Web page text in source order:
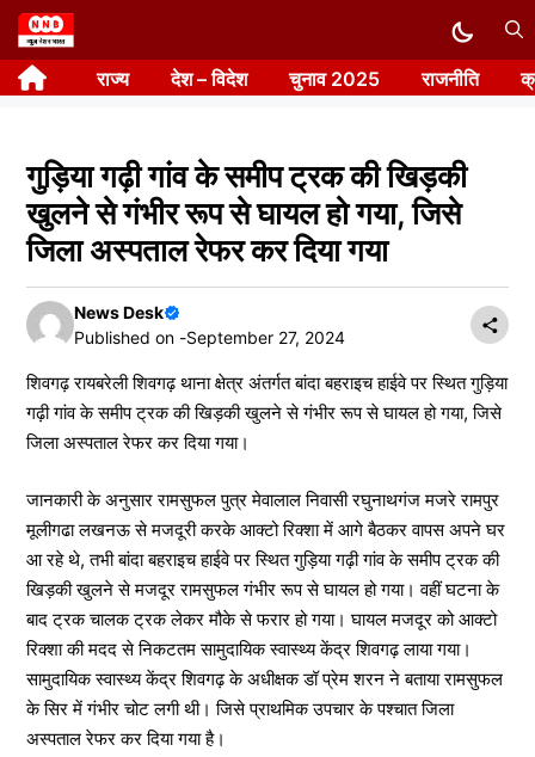
Skip
to
content राज्य देश – विदेश चुनाव 2025 राजनीति
गुड़िया गढ़ी गांव के समीप ट्रक की खिड़की
खुलने से गंभीर रूप से घायल हो गया, जिसे
जिला अस्पताल रेफर कर दिया गया
News Desk
Published on -September 27, 2024
शिवगढ़ रायबरेली शिवगढ़ थाना क्षेत्र अंतर्गत बांदा बहराइच हाईवे पर स्थित गुड़िया
गढ़ी गांव के समीप ट्रक की खिड़की खुलने से गंभीर रूप से घायल हो गया, जिसे
जिला अस्पताल रेफर कर दिया गया।
जानकारी के अनुसार रामसुफल पुत्र मेवालाल निवासी रघुनाथगंज मजरे रामपुर
मूलीगढा लखनऊ से मजदूरी करके आक्टो रिक्शा में आगे बैठकर वापस अपने घर
आ रहे थे, तभी बांदा बहराइच हाईवे पर स्थित गुड़िया गढ़ी गांव के समीप ट्रक की
खिड़की खुलने से मजदूर रामसुफल गंभीर रूप से घायल हो गया। वहीं घटना के
बाद ट्रक चालक ट्रक लेकर मौके से फरार हो गया। घायल मजदूर को आक्टो
रिक्शा की मदद से निकटतम सामुदायिक स्वास्थ्य केंद्र शिवगढ़ लाया गया।
सामुदायिक स्वास्थ्य केंद्र शिवगढ़ के अधीक्षक डॉ प्रेम शरन ने बताया रामसुफल
के सिर में गंभीर चोट लगी थी। जिसे प्राथमिक उपचार के पश्चात जिला
अस्पताल रेफर कर दिया गया है।